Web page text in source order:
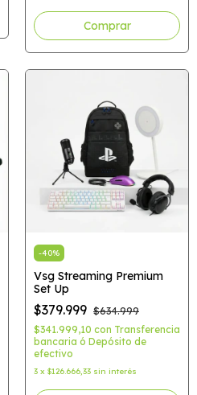
-40%
Vsg Streaming Premium
Set Up
$379.999 $634.999
$341.999,10 con Transferencia
bancaria ó Depósito de
efectivo
3 x $126.666,33 sin interés